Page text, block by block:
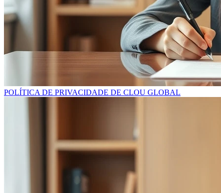
POLÍTICA DE PRIVACIDADE DE CLOU GLOBAL